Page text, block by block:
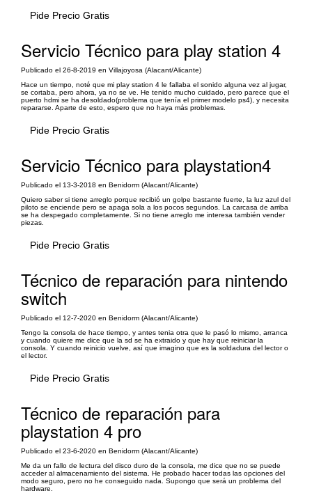
Pide Precio Gratis
Servicio Técnico para play station 4
Publicado el 26-8-2019 en Villajoyosa (Alacant/Alicante)
Hace un tiempo, noté que mi play station 4 le fallaba el sonido alguna vez al jugar,
se cortaba, pero ahora, ya no se ve. He tenido mucho cuidado, pero parece que el
puerto hdmi se ha desoldado(problema que tenía el primer modelo ps4), y necesita
repararse. Aparte de esto, espero que no haya más problemas.
Pide Precio Gratis
Servicio Técnico para playstation4
Publicado el 13-3-2018 en Benidorm (Alacant/Alicante)
Quiero saber si tiene arreglo porque recibió un golpe bastante fuerte, la luz azul del
piloto se enciende pero se apaga sola a los pocos segundos. La carcasa de arriba
se ha despegado completamente. Si no tiene arreglo me interesa también vender
piezas.
Pide Precio Gratis
Técnico de reparación para nintendo
switch
Publicado el 12-7-2020 en Benidorm (Alacant/Alicante)
Tengo la consola de hace tiempo, y antes tenia otra que le pasó lo mismo, arranca
y cuando quiere me dice que la sd se ha extraido y que hay que reiniciar la
consola. Y cuando reinicio vuelve, así que imagino que es la soldadura del lector o
el lector.
Pide Precio Gratis
Técnico de reparación para
playstation 4 pro
Publicado el 23-6-2020 en Benidorm (Alacant/Alicante)
Me da un fallo de lectura del disco duro de la consola, me dice que no se puede
acceder al almacenamiento del sistema. He probado hacer todas las opciones del
modo seguro, pero no he conseguido nada. Supongo que será un problema del
hardware.